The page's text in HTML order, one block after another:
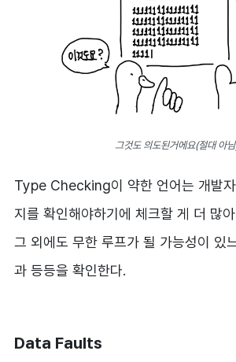
그것도 의도된거에요(절대 아
Type Checking이 약한 언어는 개발
지를 확인해야하기에 체크할 게 더 많
그 외에도 무한 루프가 될 가능성이 있
과 등등을 확인한다.
Data Faults